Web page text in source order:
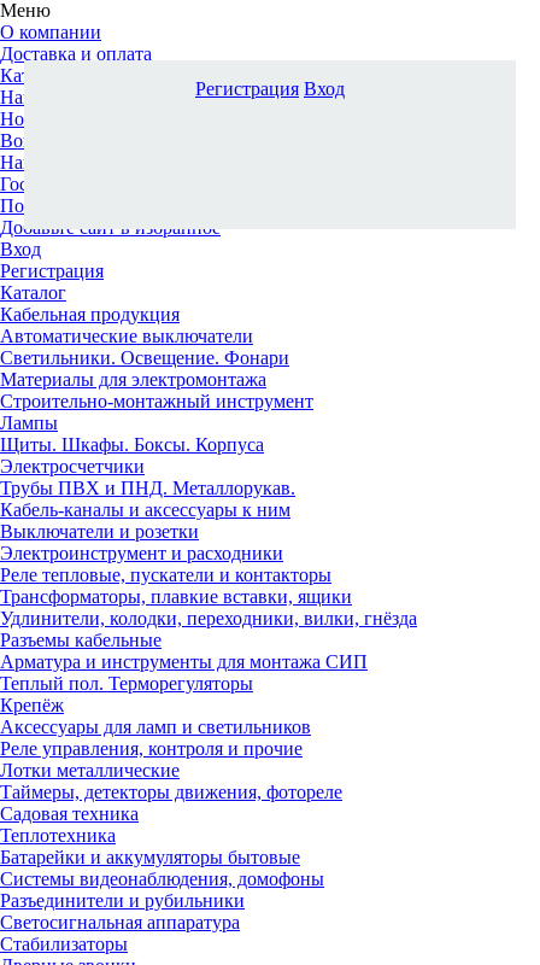
Меню
О компании
Доставка и оплата
Каталог
Наши офисы
Новости и новинки
Вопрос-ответ
Наша команда
Гос. заказчикам
Поставщикам
Добавьте сайт в избранное
Вход
Регистрация
Каталог
Кабельная продукция
Автоматические выключатели
Светильники. Освещение. Фонари
Материалы для электромонтажа
Строительно-монтажный инструмент
Лампы
Щиты. Шкафы. Боксы. Корпуса
Электросчетчики
Трубы ПВХ и ПНД. Металлорукав.
Кабель-каналы и аксессуары к ним
Выключатели и розетки
Электроинструмент и расходники
Реле тепловые, пускатели и контакторы
Трансформаторы, плавкие вставки, ящики
Удлинители, колодки, переходники, вилки, гнёзда
Разъемы кабельные
Арматура и инструменты для монтажа СИП
Теплый пол. Терморегуляторы
Крепёж
Аксессуары для ламп и светильников
Реле управления, контроля и прочие
Лотки металлические
Таймеры, детекторы движения, фотореле
Садовая техника
Теплотехника
Батарейки и аккумуляторы бытовые
Системы видеонаблюдения, домофоны
Разъединители и рубильники
Светосигнальная аппаратура
Стабилизаторы
Регистрация Вход